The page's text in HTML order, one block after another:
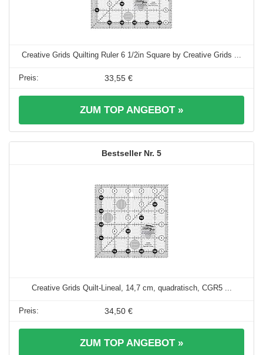
Creative Grids Quilting Ruler 6 1/2in Square by Creative Grids ...
33,55 €
ZUM TOP ANGEBOT »
5
Creative Grids Quilt-Lineal, 14,7 cm, quadratisch, CGR5 ...
34,50 €
ZUM TOP ANGEBOT »